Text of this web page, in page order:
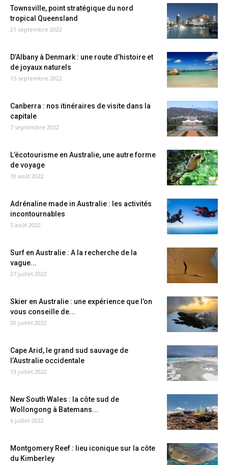
Townsville, point stratégique du nord
tropical Queensland
21 septembre 2022
D’Albany à Denmark : une route d’histoire et
de joyaux naturels
15 septembre 2022
Canberra : nos itinéraires de visite dans la
capitale
7 septembre 2022
L’écotourisme en Australie, une autre forme
de voyage
10 août 2022
Adrénaline made in Australie : les activités
incontournables
3 août 2022
Surf en Australie : A la recherche de la
vague...
27 juillet 2022
Skier en Australie : une expérience que l’on
vous conseille de...
20 juillet 2022
Cape Arid, le grand sud sauvage de
l’Australie occidentale
13 juillet 2022
New South Wales : la côte sud de
Wollongong à Batemans...
6 juillet 2022
Montgomery Reef : lieu iconique sur la côte
du Kimberley